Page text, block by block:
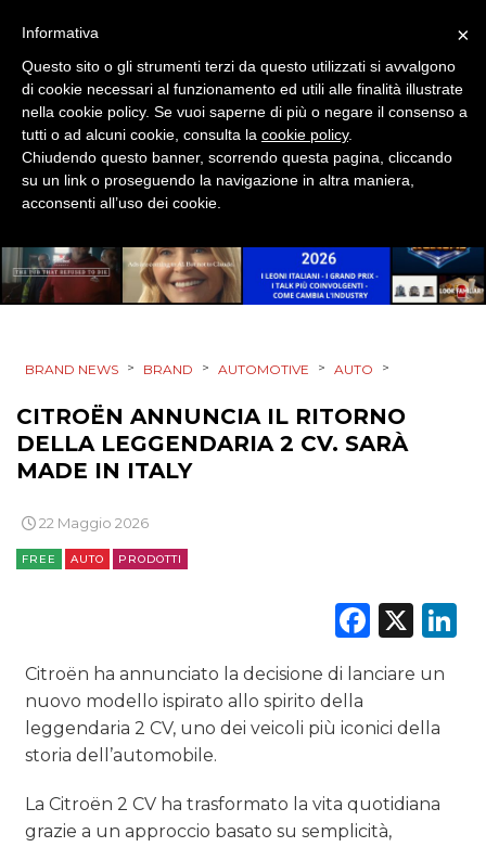
CSR
CINEMA
DIGITALE
ESTERNA
DATI
RICERCHE
NORMATIVE
BRAND NEWS > BRAND > AUTOMOTIVE > AUTO >
CITROËN ANNUNCIA IL RITORNO
DELLA LEGGENDARIA 2 CV. SARÀ
MADE IN ITALY
22 Maggio 2026
FREE AUTO PRODOTTI
X
Citroën ha annunciato la decisione di lanciare un
nuovo modello ispirato allo spirito della
leggendaria 2 CV, uno dei veicoli più iconici della
storia dell’automobile.
La Citroën 2 CV ha trasformato la vita quotidiana
grazie a un approccio basato su semplicità,
×
Informativa
Questo sito o gli strumenti terzi da questo utilizzati si avvalgono
di cookie necessari al funzionamento ed utili alle finalità illustrate
nella cookie policy. Se vuoi saperne di più o negare il consenso a
tutti o ad alcuni cookie, consulta la cookie policy.
Chiudendo questo banner, scorrendo questa pagina, cliccando
su un link o proseguendo la navigazione in altra maniera,
acconsenti all’uso dei cookie.